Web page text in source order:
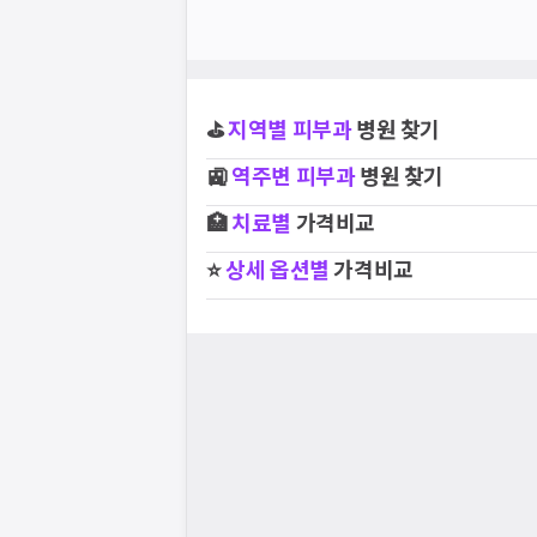
⛳지역별 피부과병원 찾기
🚉역주변 피부과병원 찾기
🏥치료별 가격비교
⭐상세 옵션별가격비교